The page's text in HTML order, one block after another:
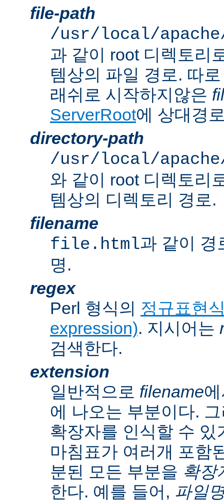
file-path
/usr/local/
과 같이 root 디렉토리
템상의 파일 경로. 따
래쉬로 시작하지않은
ServerRoot에 상대경
directory-path
/usr/local/
와 같이 root 디렉토리
템상의 디렉토리 경로.
filename
file.html과 같이 경
명.
regex
Perl 형식의 정규표현
expression). 지시어는
검색한다.
extension
일반적으로 filename
에 나오는 부분이다.
확장자를 인식할 수
마침표가 여러개 포함
분된 모든 부분을 확장
한다. 예를 들어, 파일